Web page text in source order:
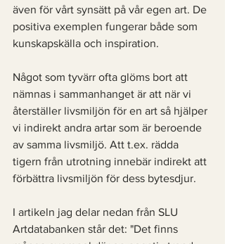
även för vårt synsätt på vår egen art. De
positiva exemplen fungerar både som
kunskapskälla och inspiration.
Något som tyvärr ofta glöms bort att
nämnas i sammanhanget är att när vi
återställer livsmiljön för en art så hjälper
vi indirekt andra artar som är beroende
av samma livsmiljö. Att t.ex. rädda
tigern från utrotning innebär indirekt att
förbättra livsmiljön för dess bytesdjur.
I artikeln jag delar nedan från SLU
Artdatabanken står det: "Det finns